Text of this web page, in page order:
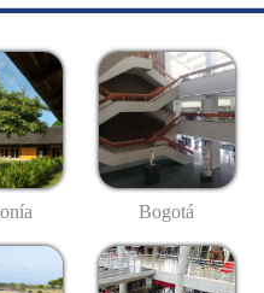
Bogotá